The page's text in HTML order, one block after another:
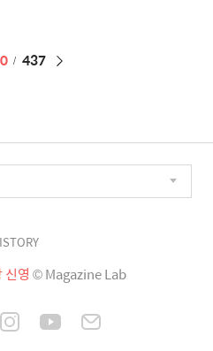
페437
신영 © Magazine Lab